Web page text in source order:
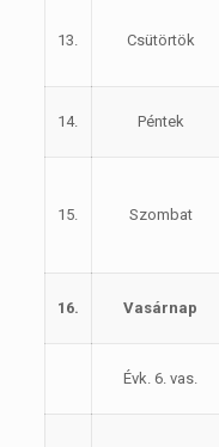
13. Csütörtök
14. Péntek
15. Szombat
16. Vasárnap
Évk. 6. vas.